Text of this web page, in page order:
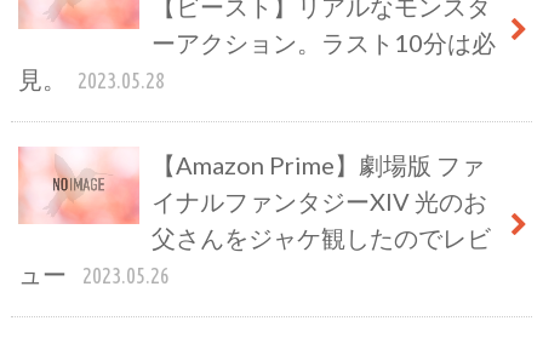
【ビースト】リアルなモンスタ
ーアクション。ラスト10分は必
見。
2023.05.28
【Amazon Prime】劇場版 ファ
イナルファンタジーXIV 光のお
父さんをジャケ観したのでレビ
ュー
2023.05.26